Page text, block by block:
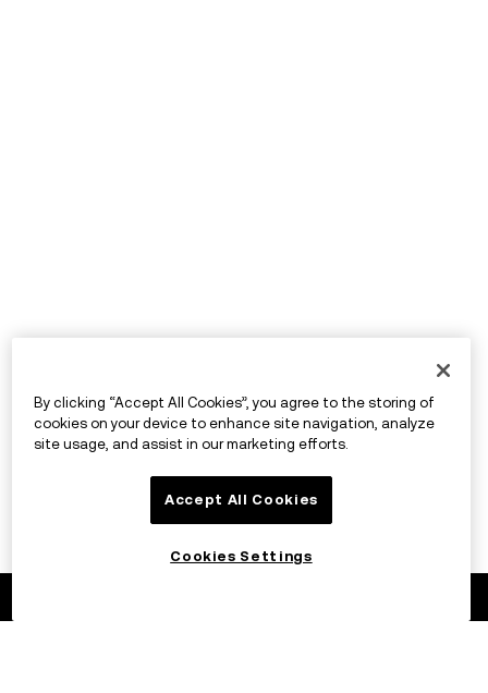
By clicking “Accept All Cookies”, you agree to the storing of
cookies on your device to enhance site navigation, analyze
site usage, and assist in our marketing efforts.
Accept All Cookies
Cookies Settings